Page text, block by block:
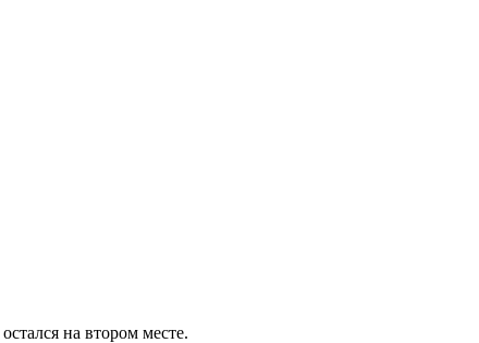
остался на втором месте.